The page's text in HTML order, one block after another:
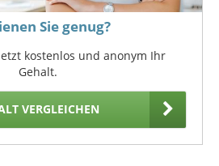
Sie genug?
kostenlos und anonym Ihr
Gehalt.
VERGLEICHEN